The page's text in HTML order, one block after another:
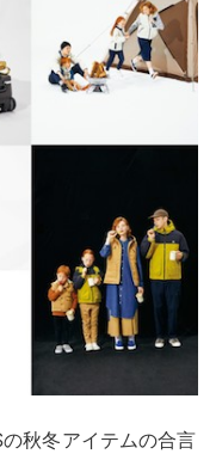
秋冬アイテムの合言